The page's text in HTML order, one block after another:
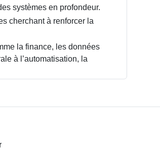
systèmes en profondeur.
cherchant à renforcer la
la finance, les données
à l’automatisation, la